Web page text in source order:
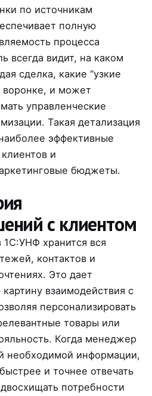
по источникам
полную
процесса
всегда видит, на каком
сделка, какие “узкие
воронке, и может
управленческие
Такая детализация
эффективные
и
бюджеты.
с клиентом
1С:УНФ хранится вся
контактов и
Это дает
взаимодействия с
персонализировать
товары или
Когда менеджер
необходимой информации,
и точнее отвечать
потребности